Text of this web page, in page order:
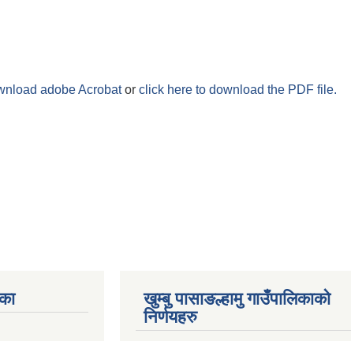
adobe Acrobator click here to download the PDF file.
खुम्बु पासाङल्हामु गाउँपालिकाको
निर्णयहरु